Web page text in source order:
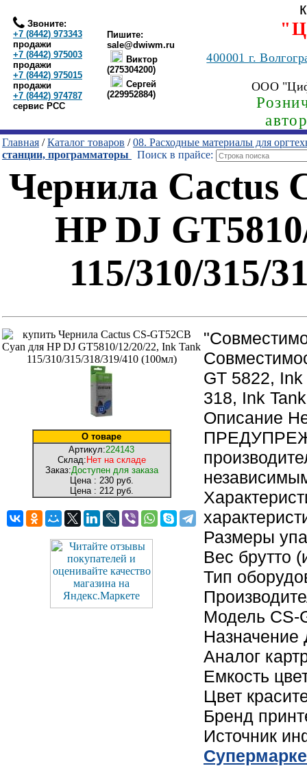
Звоните:
+7 (8442) 973343
продажи
+7 (8442) 975003
продажи
+7 (8442) 975015
продажи
+7 (8442) 974787
сервис РСС
Пишите:
sale@dwiwm.ru
Виктор
(275304200)
Сергей
(229952884)
400001г.
ООО
Главная /Каталог товаров /08. Расходные материалы для
станции, программаторы
Поиск в прайсе:
Чернила Cactus
HP DJ
115/310/315/
О товаре
Артикул:224143
Склад: Нет на складе
Заказ:Доступен для заказа
Цена : 230 руб.
Цена : 212 руб.
GT 5822,
318, Ink
Описание
Размеры
Вес брутто
Тип
Модель CS-
Назначение
Аналог
Емкость
Цвет
Бренд
Источник